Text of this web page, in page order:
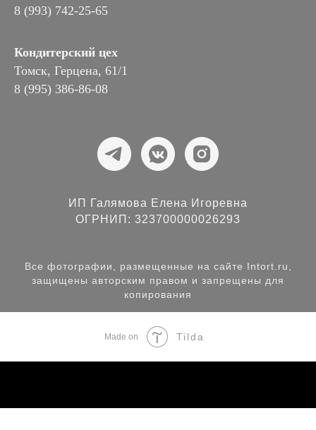
8 (993) 742-25-65
Кондитерский цех
Томск, Герцена, 61/1
8 (995) 386-86-08
ИП Галямова Елена Игоревна
ОГРНИП: 323700000026293
Все фотографии, размещенные на сайте Intort.ru,
защищены авторским правом и запрещены для
копирования
Made on Tilda